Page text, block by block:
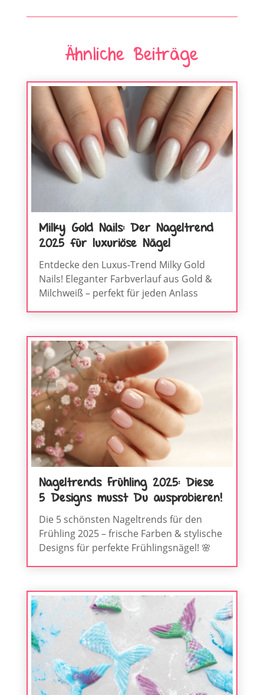
Ähnliche Beiträge
Milky Gold Nails: Der Nageltrend
2025 für luxuriöse Nägel
Entdecke den Luxus-Trend Milky Gold
Nails! Eleganter Farbverlauf aus Gold &
Milchweiß – perfekt für jeden Anlass
Nageltrends Frühling 2025: Diese
5 Designs musst Du ausprobieren!
Die 5 schönsten Nageltrends für den
Frühling 2025 – frische Farben & stylische
Designs für perfekte Frühlingsnägel! 🌸